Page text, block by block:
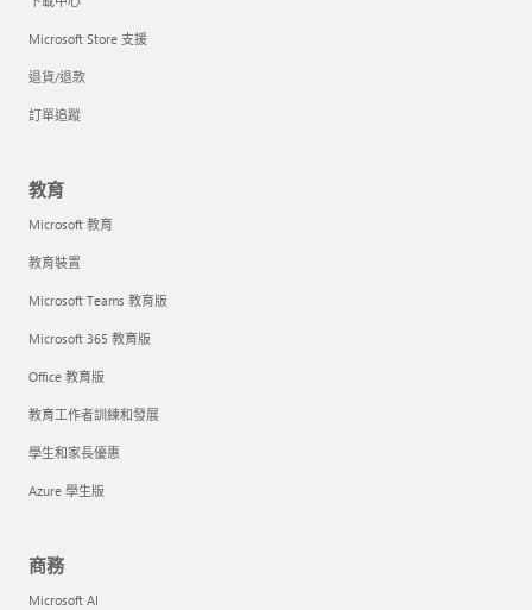
Microsoft Store 支援
退貨/退款
訂單追蹤
教育
Microsoft 教育
教育裝置
Microsoft Teams 教育版
Microsoft 365 教育版
Office 教育版
教育工作者訓練和發展
學生和家長優惠
Azure 學生版
商務
Microsoft AI